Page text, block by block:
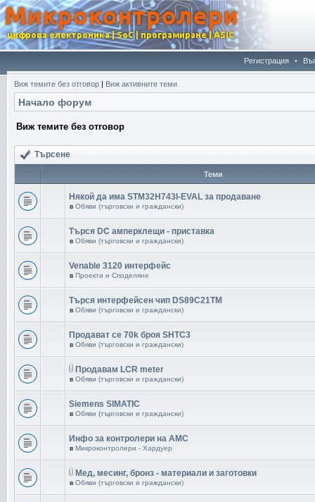
Регистрация •
Виж темите без отговор | Виж активните теми
Начало форум
Виж темите без отговор
Търсене
Теми
Някой да има STM32H743I-EVAL за продаване
в Обяви (търговски и граждански)
Търся DC амперклещи - приставка
в Обяви (търговски и граждански)
Venable 3120 интерфейс
в Проекти и Споделяне
Търся интерфейсен чип DS89C21TM
в Обяви (търговски и граждански)
Продават се 70k броя SHTC3
в Обяви (търговски и граждански)
Продавам LCR meter
в Обяви (търговски и граждански)
Siemens SIMATIC
в Обяви (търговски и граждански)
Инфо за контролери на AMC
в Микроконтролери - Хардуер
Мед, месинг, бронз - материали и заготовки
в Обяви (търговски и граждански)